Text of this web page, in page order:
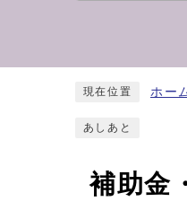
現在位置 ホー
あしあと
補助金